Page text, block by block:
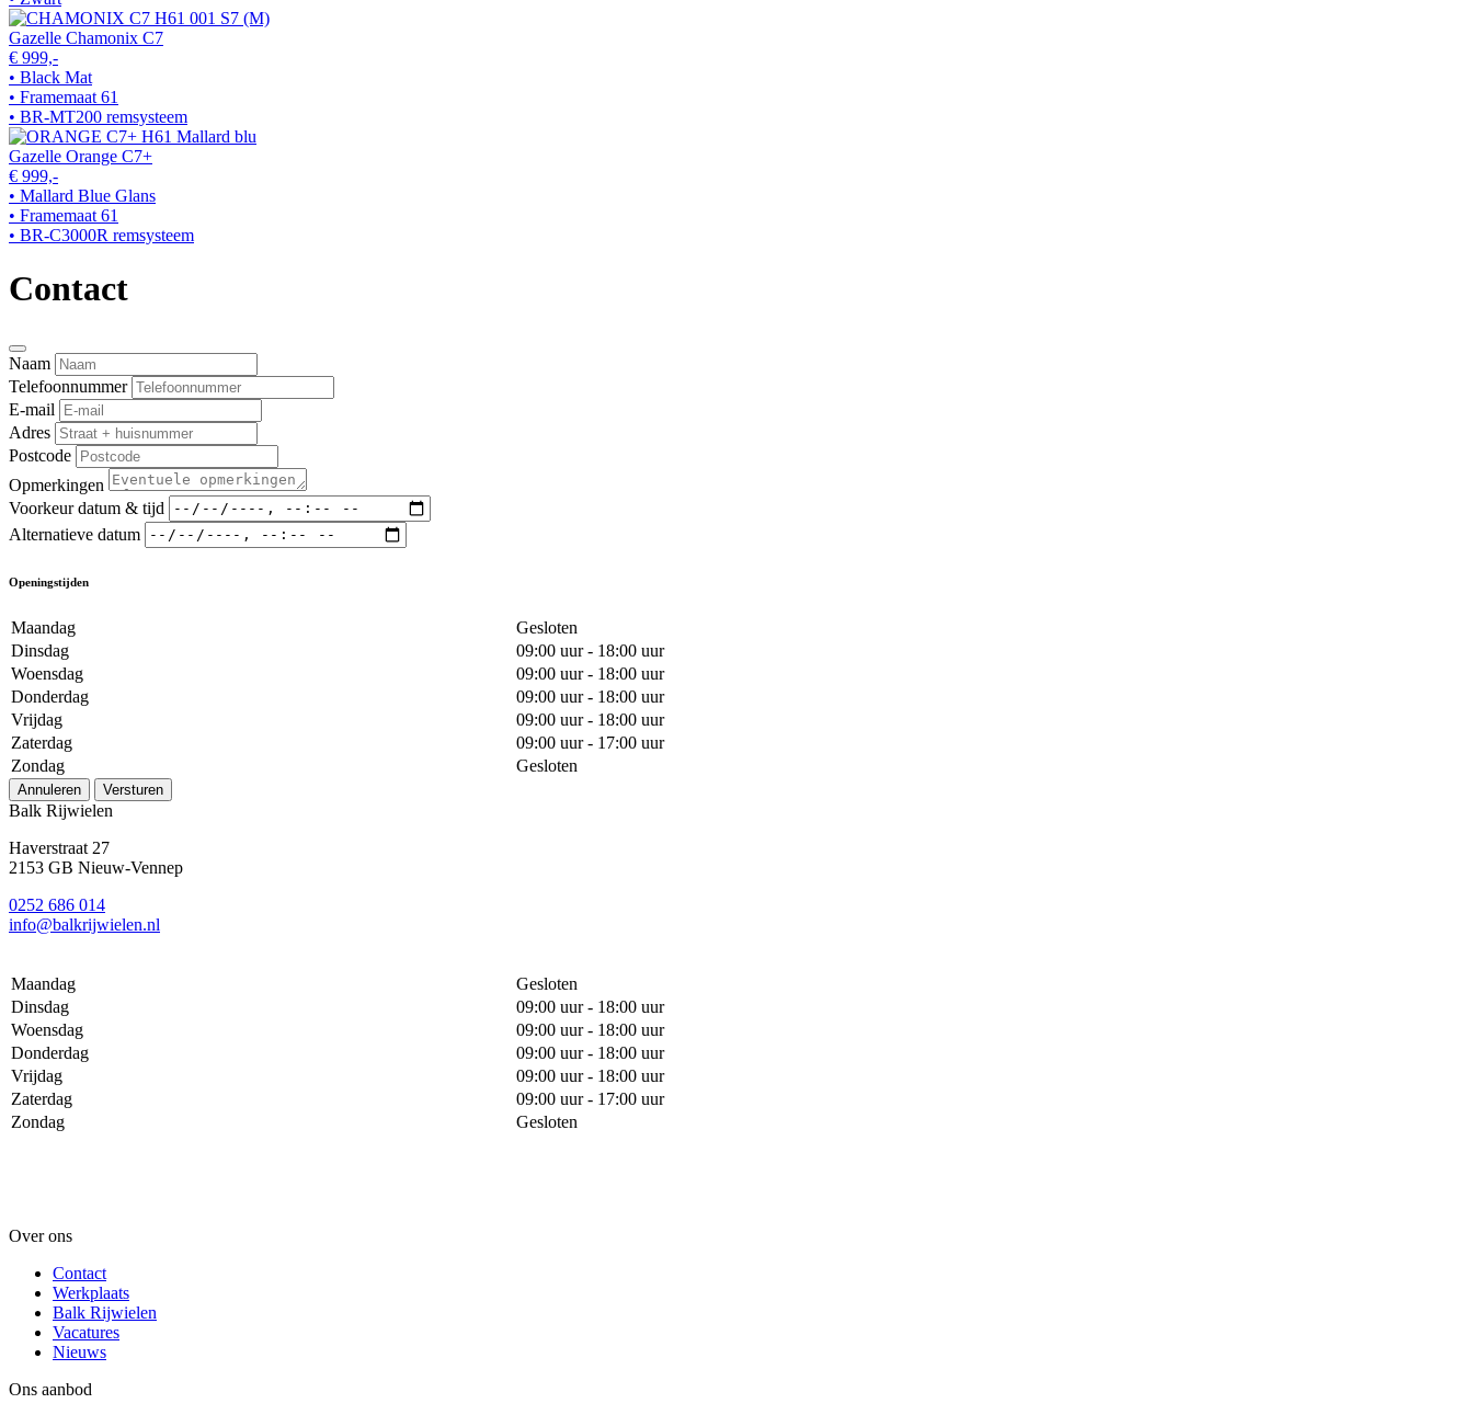
Gazelle Chamonix C7
€ 999,-
• Black Mat
• Framemaat 61
• BR-MT200 remsysteem
Gazelle Orange C7+
€ 999,-
• Mallard Blue Glans
• Framemaat 61
• BR-C3000R remsysteem
Contact
Naam
Telefoonnummer
E-mail
Adres
Postcode
Opmerkingen
Voorkeur datum & tijd
Alternatieve datum
Openingstijden
Maandag
Gesloten
Dinsdag
09:00 uur - 18:00 uur
Woensdag
09:00 uur - 18:00 uur
Donderdag
09:00 uur - 18:00 uur
Vrijdag
09:00 uur - 18:00 uur
Zaterdag
09:00 uur - 17:00 uur
Zondag
Gesloten
Annuleren Versturen
Balk Rijwielen
Haverstraat 27
2153 GB Nieuw-Vennep
0252 686 014
info@balkrijwielen.nl
Maandag
Gesloten
Dinsdag
09:00 uur - 18:00 uur
Woensdag
09:00 uur - 18:00 uur
Donderdag
09:00 uur - 18:00 uur
Vrijdag
09:00 uur - 18:00 uur
Zaterdag
09:00 uur - 17:00 uur
Zondag
Gesloten
Over ons
Contact
Werkplaats
Balk Rijwielen
Vacatures
Nieuws
Ons aanbod